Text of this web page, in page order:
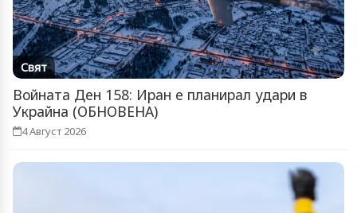
Свят
Войната Ден 158: Иран е планирал удари в
Украйна (ОБНОВЕНА)
4 Август 2026